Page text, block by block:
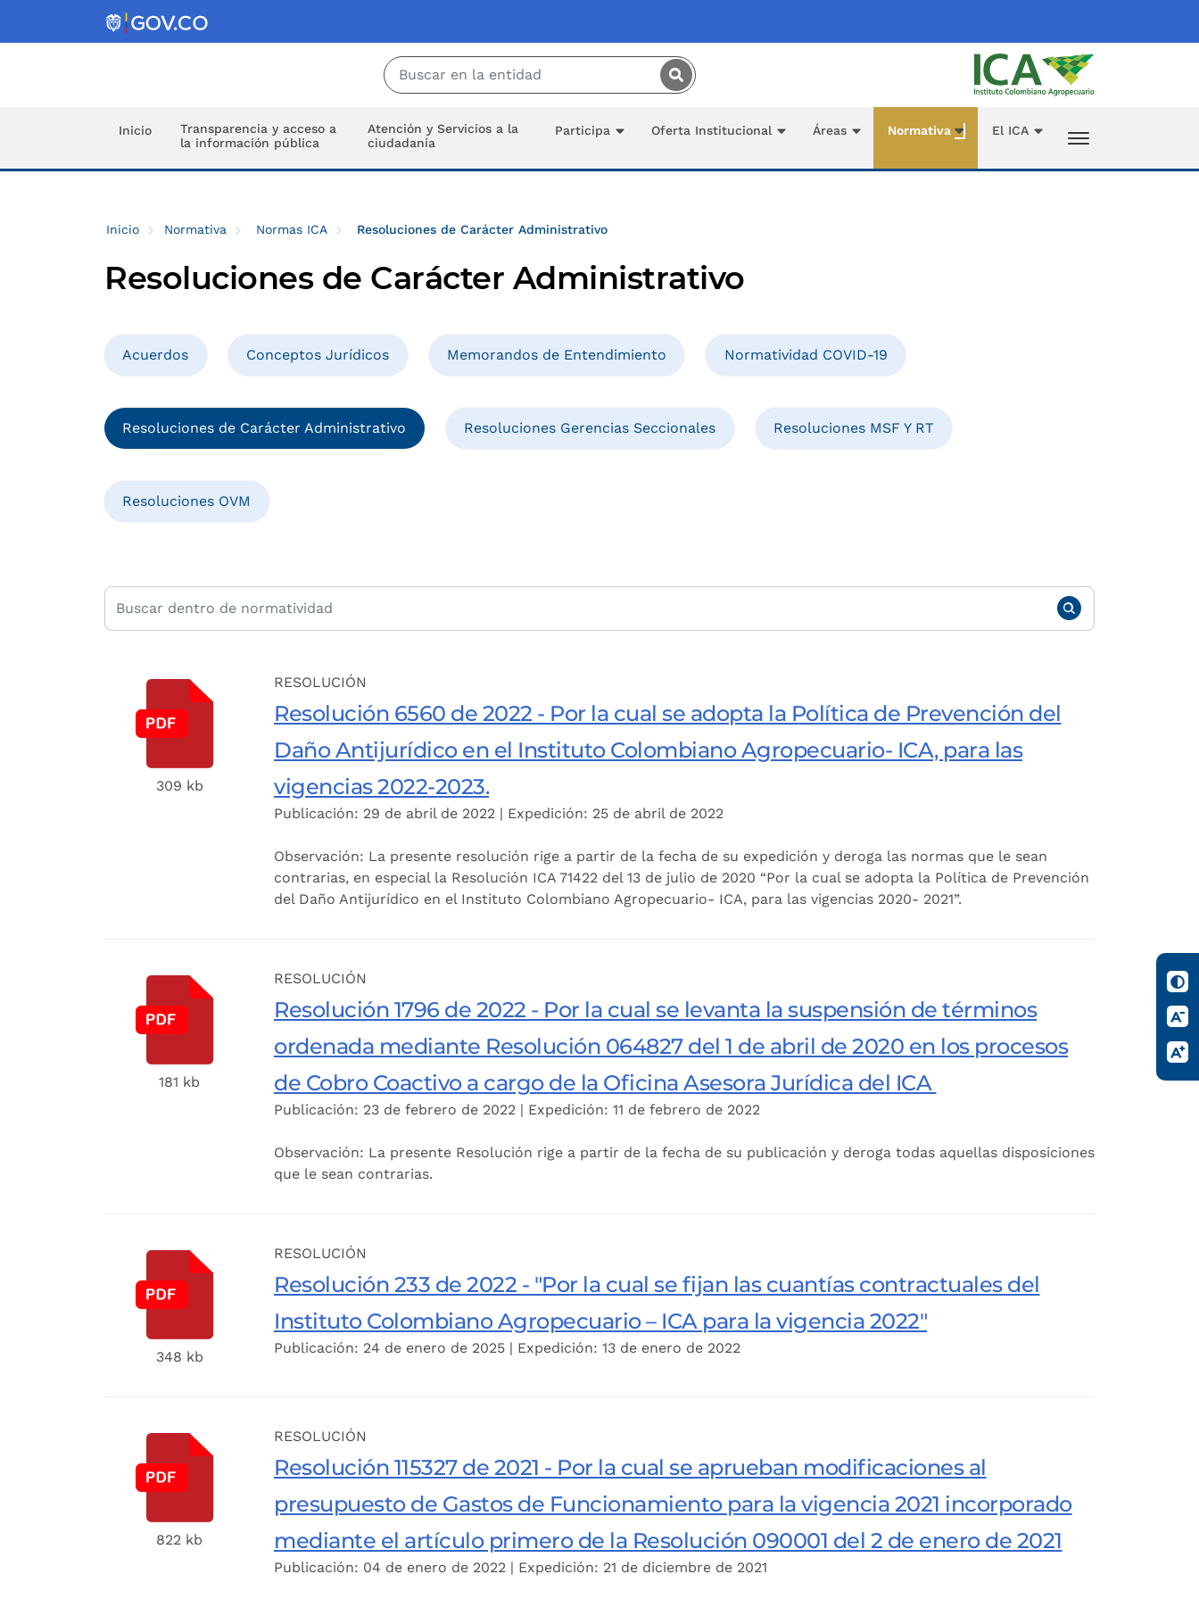
Inicio
Transparencia y acceso a
la información pública
Atención y Servicios a la
ciudadanía
Participa Oferta Institucional Áreas Normativa El ICA
Inicio Normativa Normas ICA Resoluciones de Carácter Administrativo
Resoluciones de Carácter Administrativo
Acuerdos Conceptos Jurídicos Memorandos de Entendimiento Normatividad COVID-19
Resoluciones de Carácter Administrativo Resoluciones Gerencias Seccionales Resoluciones MSF Y RT
Resoluciones OVM
309 kb
RESOLUCIÓN
Resolución 6560 de 2022 - Por la cual se adopta la Política de Prevención del
Daño Antijurídico en el Instituto Colombiano Agropecuario- ICA, para las
vigencias 2022-2023.
Publicación: 29 de abril de 2022 | Expedición: 25 de abril de 2022
Observación: La presente resolución rige a partir de la fecha de su expedición y deroga las normas que le sean
contrarias, en especial la Resolución ICA 71422 del 13 de julio de 2020 “Por la cual se adopta la Política de Prevención
del Daño Antijurídico en el Instituto Colombiano Agropecuario- ICA, para las vigencias 2020- 2021”.
181 kb
RESOLUCIÓN
Resolución 1796 de 2022 - Por la cual se levanta la suspensión de términos
ordenada mediante Resolución 064827 del 1 de abril de 2020 en los procesos
de Cobro Coactivo a cargo de la Oficina Asesora Jurídica del ICA
Publicación: 23 de febrero de 2022 | Expedición: 11 de febrero de 2022
Observación: La presente Resolución rige a partir de la fecha de su publicación y deroga todas aquellas disposiciones
que le sean contrarias.
348 kb
RESOLUCIÓN
Resolución 233 de 2022 - "Por la cual se fijan las cuantías contractuales del
Instituto Colombiano Agropecuario – ICA para la vigencia 2022"
Publicación: 24 de enero de 2025 | Expedición: 13 de enero de 2022
822 kb
RESOLUCIÓN
Resolución 115327 de 2021 - Por la cual se aprueban modificaciones al
presupuesto de Gastos de Funcionamiento para la vigencia 2021 incorporado
mediante el artículo primero de la Resolución 090001 del 2 de enero de 2021
Publicación: 04 de enero de 2022 | Expedición: 21 de diciembre de 2021